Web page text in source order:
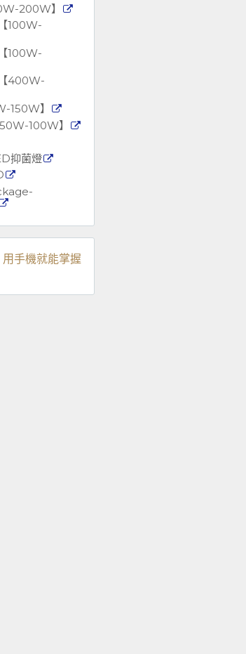
200W】
100W-
100W-
400W-
150W】
100W】
抑菌燈
用手機就能掌握